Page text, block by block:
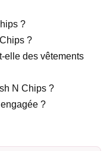
?
?
elle des vêtements
N Chips ?
?